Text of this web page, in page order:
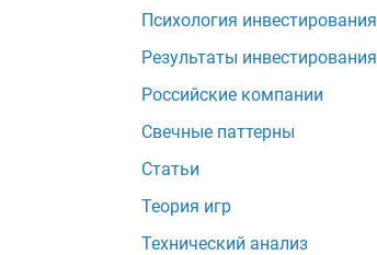
Психология инвестирования
Результаты инвестирования
Российские компании
Свечные паттерны
Статьи
Теория игр
Технический анализ